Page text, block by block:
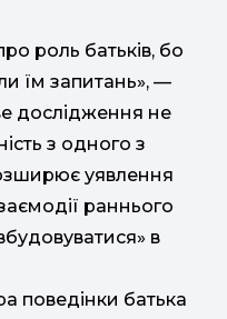
роль батьків, бо
їм запитань», —
дослідження не
з одного з
уявлення
раннього
в
поведінки батька